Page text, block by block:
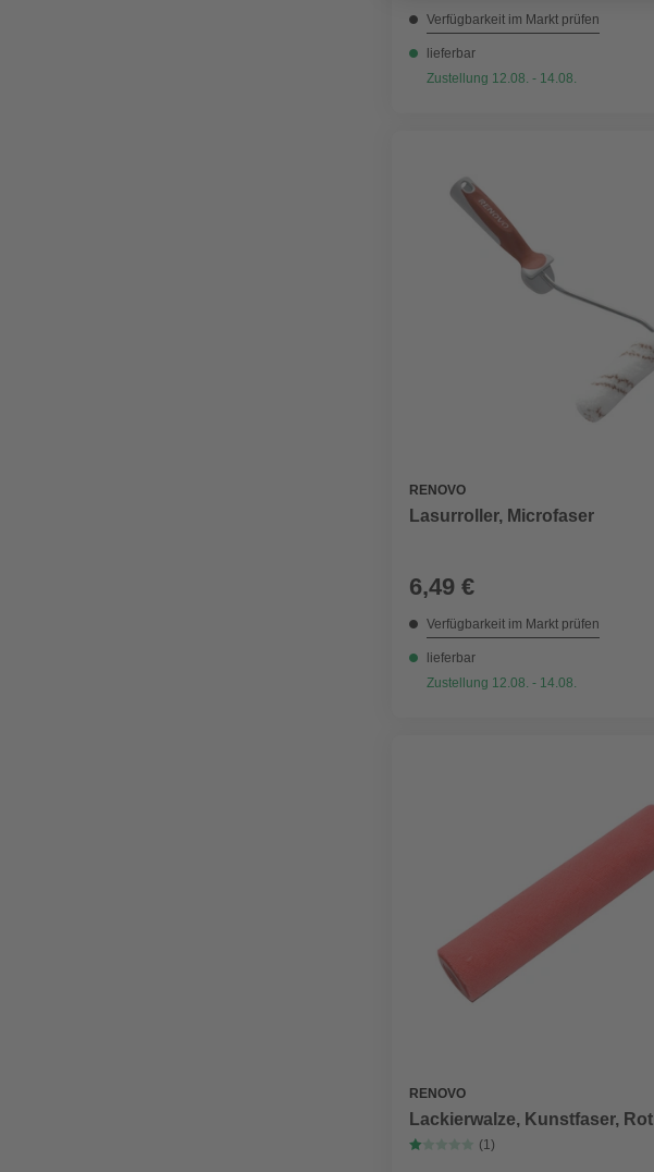
Verfügbarkeit im Markt prüfen
lieferbar
Zustellung 12.08. - 14.08.
RENOVO
Lasurroller, Microfaser
6,49 €
Verfügbarkeit im Markt prüfen
lieferbar
Zustellung 12.08. - 14.08.
RENOVO
Lackierwalze, Kunstfaser, Rot
(1)